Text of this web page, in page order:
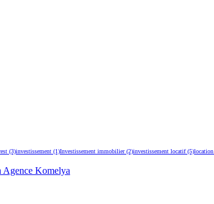
(3)investissement (1)Investissement immobilier(2)investissement locatif(5)location
Agence Komelya